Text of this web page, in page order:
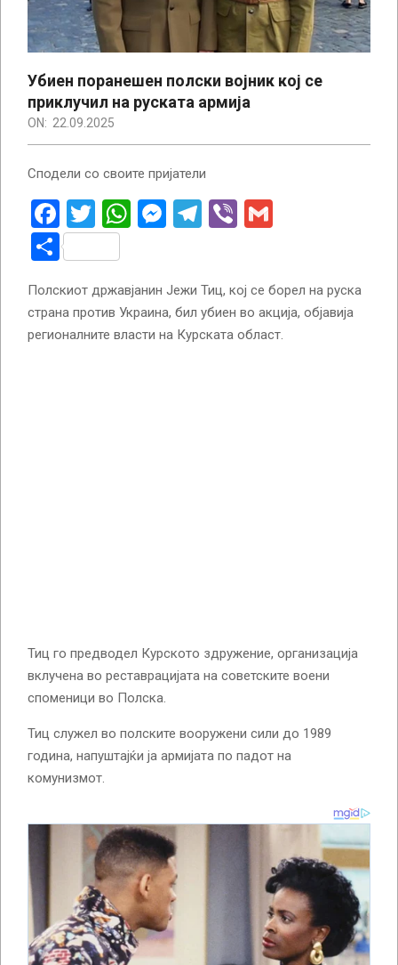
Убиен поранешен полски војник кој се
приклучил на руската армија
ON: 22.09.2025
Сподели со своите пријатели
Facebook
Twitter
WhatsApp
Messenger
Telegram
Viber
Share
Полскиот државјанин Јежи Тиц, кој се борел на руска
страна против Украина, бил убиен во акција, објавија
регионалните власти на Курската област.
Тиц го предводел Курското здружение, организација
вклучена во реставрацијата на советските воени
споменици во Полска.
Тиц служел во полските вооружени сили до 1989
година, напуштајќи ја армијата по падот на
комунизмот.